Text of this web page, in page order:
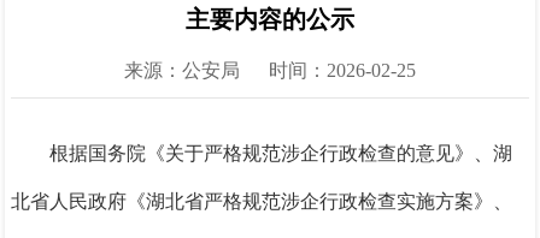
主要内容的公示
来源：公安局 时间：2026-02-25
根据国务院《关于严格规范涉企行政检查的意见》、湖
北省人民政府《湖北省严格规范涉企行政检查实施方案》、